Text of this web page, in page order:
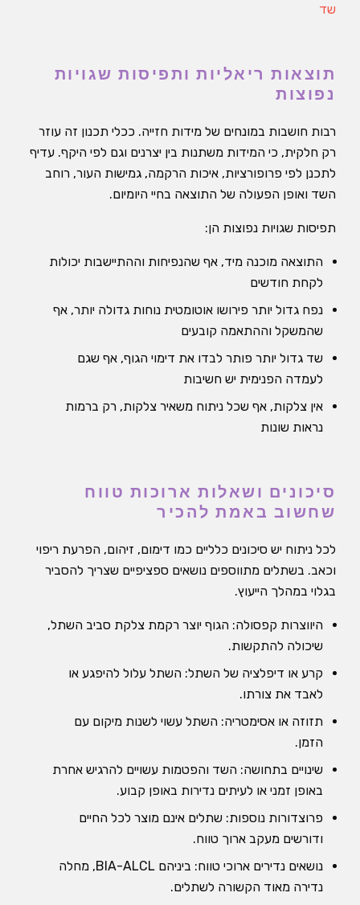
שד
תוצאות ריאליות ותפיסות שגויות
נפוצות
רבות חושבות במונחים של מידות חזייה. ככלי תכנון זה עוזר
רק חלקית, כי המידות משתנות בין יצרנים וגם לפי היקף. עדיף
לתכנן לפי פרופורציות, איכות הרקמה, גמישות העור, רוחב
השד ואופן הפעולה של התוצאה בחיי היומיום.
תפיסות שגויות נפוצות הן:
התוצאה מוכנה מיד, אף שהנפיחות וההתיישבות יכולות
לקחת חודשים
נפח גדול יותר פירושו אוטומטית נוחות גדולה יותר, אף
שהמשקל וההתאמה קובעים
שד גדול יותר פותר לבדו את דימוי הגוף, אף שגם
לעמדה הפנימית יש חשיבות
אין צלקות, אף שכל ניתוח משאיר צלקות, רק ברמות
נראות שונות
סיכונים ושאלות ארוכות טווח
שחשוב באמת להכיר
לכל ניתוח יש סיכונים כלליים כמו דימום, זיהום, הפרעת ריפוי
וכאב. בשתלים מתווספים נושאים ספציפיים שצריך להסביר
בגלוי במהלך הייעוץ.
היווצרות קפסולה: הגוף יוצר רקמת צלקת סביב השתל,
שיכולה להתקשות.
קרע או דיפלציה של השתל: השתל עלול להיפגע או
לאבד את צורתו.
תזוזה או אסימטריה: השתל עשוי לשנות מיקום עם
הזמן.
שינויים בתחושה: השד והפטמות עשויים להרגיש אחרת
באופן זמני או לעיתים נדירות באופן קבוע.
פרוצדורות נוספות: שתלים אינם מוצר לכל החיים
ודורשים מעקב ארוך טווח.
נושאים נדירים ארוכי טווח: ביניהם BIA-ALCL, מחלה
נדירה מאוד הקשורה לשתלים.